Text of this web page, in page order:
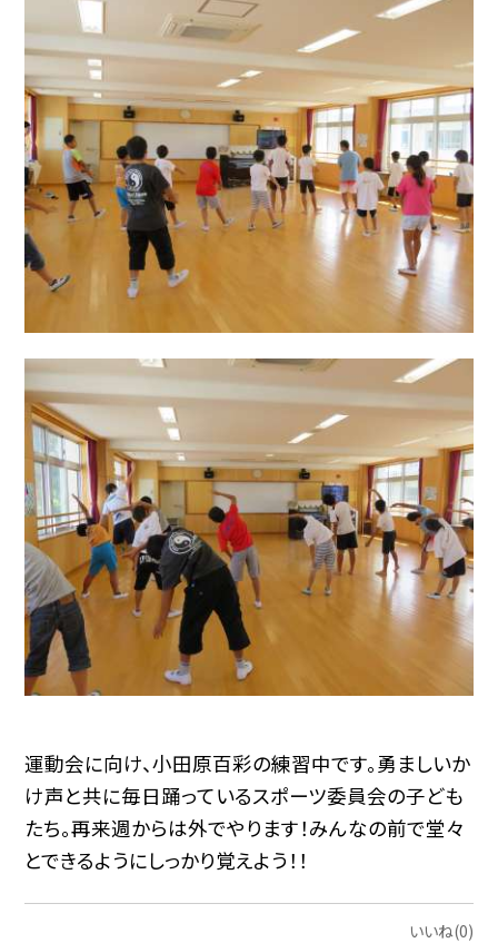
運動会に向け、小田原百彩の練習中です。勇ましいか
け声と共に毎日踊っているスポーツ委員会の子ども
たち。再来週からは外でやります！みんなの前で堂々
とできるようにしっかり覚えよう！！
いいね(0)